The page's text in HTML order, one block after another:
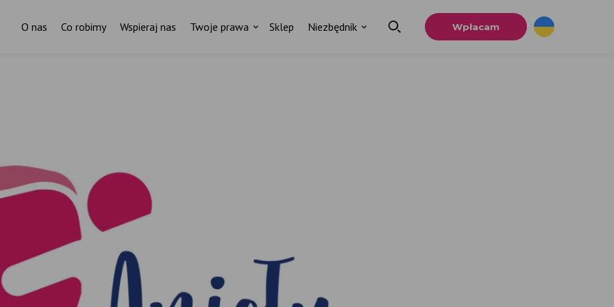
O nas Co robimy Wspieraj nas Twoje prawa Sklep Niezbędnik Wpłacam
Regularnie.
Zostań stałym darczyńcą Fundacji Rodzić po Ludzku.
stałym darczyńcą Fundacji Rodzić po Ludzku.